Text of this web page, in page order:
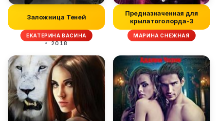
Заложница Теней
ЕКАТЕРИНА ВАСИНА
2018
Предназначенная для
крылатого лорда-3
МАРИНА СНЕЖНАЯ